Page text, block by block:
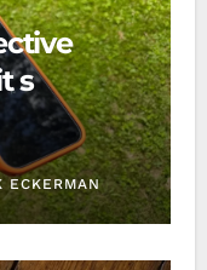
s
ECKERMAN